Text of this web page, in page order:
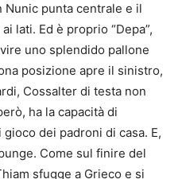
punta centrale e il
lati. Ed è proprio “Depa”,
uno splendido pallone
posizione apre il sinistro,
Cossalter di testa non
ha la capacità di
dei padroni di casa. E,
Come sul finire del
sfugge a Grieco e si